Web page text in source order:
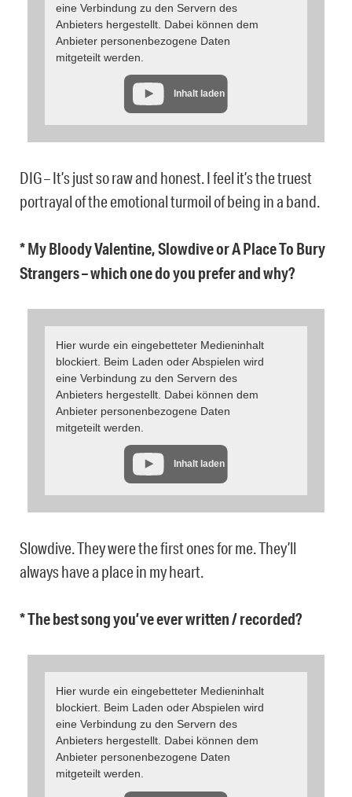
eine Verbindung zu den Servern des
Anbieters hergestellt. Dabei können dem
Anbieter personenbezogene Daten
mitgeteilt werden.
Inhalt laden
DIG – It’s just so raw and honest. I feel it’s the truest
portrayal of the emotional turmoil of being in a band.
* My Bloody Valentine, Slowdive or A Place To Bury
Strangers – which one do you prefer and why?
Hier wurde ein eingebetteter Medieninhalt
blockiert. Beim Laden oder Abspielen wird
eine Verbindung zu den Servern des
Anbieters hergestellt. Dabei können dem
Anbieter personenbezogene Daten
mitgeteilt werden.
Inhalt laden
Slowdive. They were the first ones for me. They’ll
always have a place in my heart.
* The best song you’ve ever written / recorded?
Hier wurde ein eingebetteter Medieninhalt
blockiert. Beim Laden oder Abspielen wird
eine Verbindung zu den Servern des
Anbieters hergestellt. Dabei können dem
Anbieter personenbezogene Daten
mitgeteilt werden.